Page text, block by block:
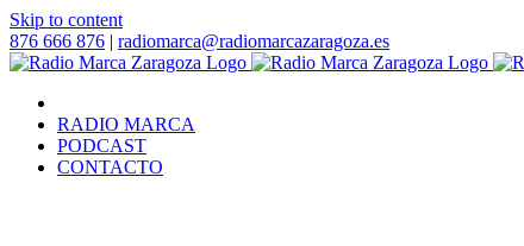
Skip to content
876 666 876 | radiomarca@radiomarcazaragoza.es
RADIO MARCA
PODCAST
CONTACTO